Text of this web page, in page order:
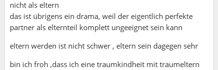
nicht als eltern
das ist übrigens ein drama, weil der eigentlich perfekte
partner als elternteil komplett ungeeignet sein kann
eltern werden ist nicht schwer , eltern sein dagegen sehr
bin ich froh ,dass ich eine traumkindheit mit traumeltern